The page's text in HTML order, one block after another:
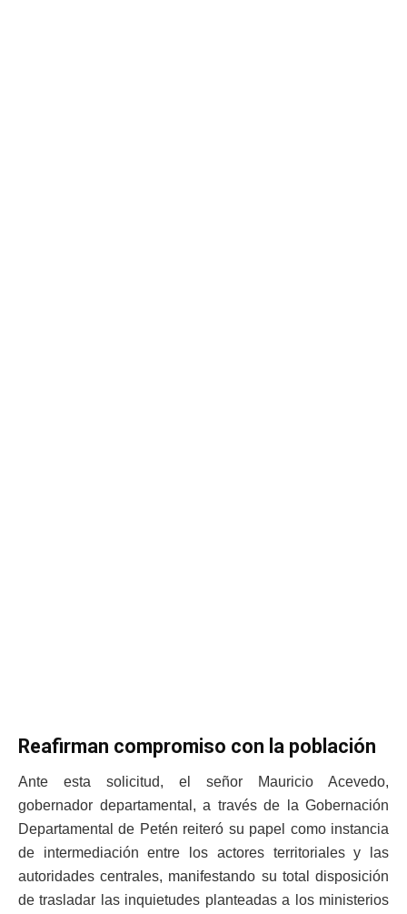
Reafirman compromiso con la población
Ante esta solicitud, el señor Mauricio Acevedo,
gobernador departamental, a través de la Gobernación
Departamental de Petén reiteró su papel como instancia
de intermediación entre los actores territoriales y las
autoridades centrales, manifestando su total disposición
de trasladar las inquietudes planteadas a los ministerios